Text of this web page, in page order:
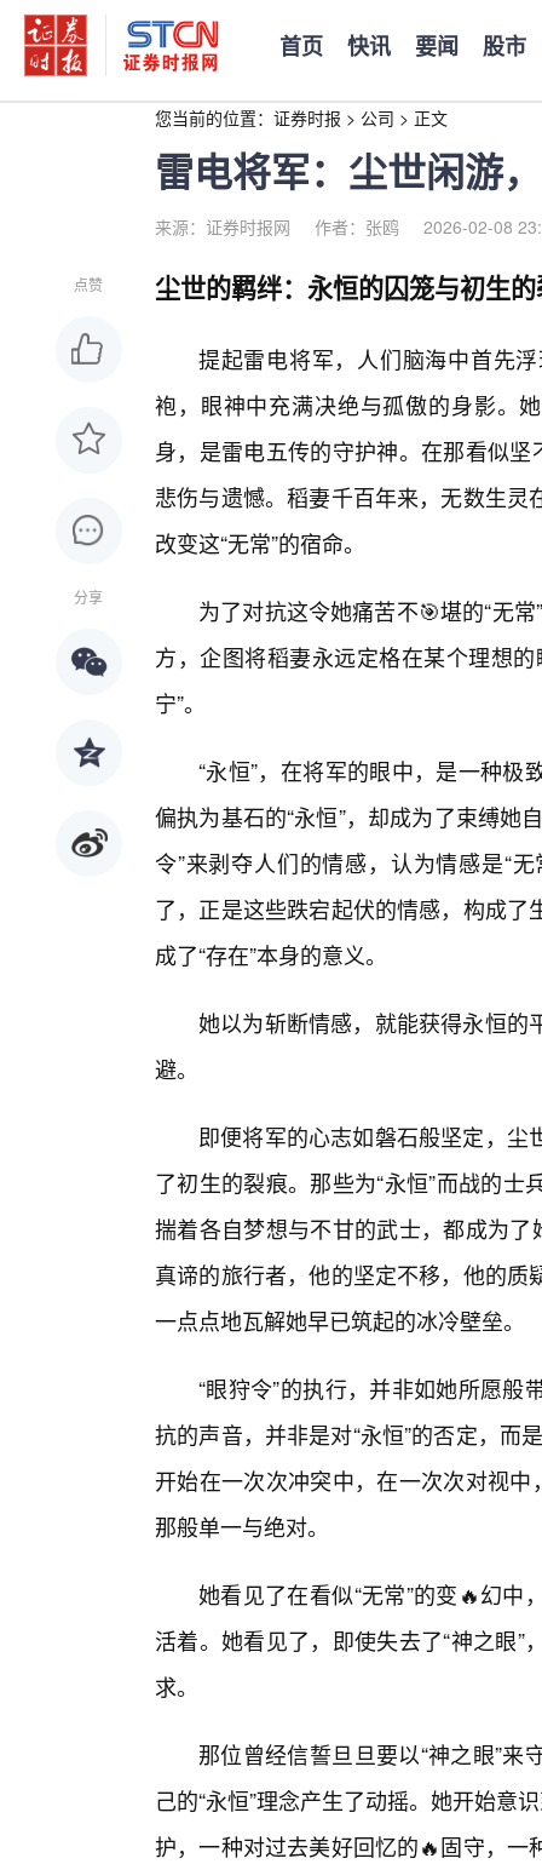
首页 快讯 要闻 股市
您当前的位置： 证券时报 > 公司 > 正文
雷电将军：尘世闲游
来源：证券时报网 作者：张鸥 2026-02-08
点赞
分享
尘世的羁绊：永恒的囚笼与初生
提起雷电将军，人们脑海中首先
袍，眼神中充满决绝与孤傲的身影。
身，是雷电五传的守护神。在那看似
悲伤与遗憾。稻妻千百年来，无数生
改变这“无常”的宿命。
为了对抗这令她痛苦不🎯堪的“无
方，企图将稻妻永远定格在某个理想
宁”。
“永恒”，在将军的眼中，是一种
偏执为基石的“永恒”，却成为了束缚她
令”来剥夺人们的情感，认为情感是“
了，正是这些跌宕起伏的情感，构成
成了“存在”本身的意义。
她以为斩断情感，就能获得永恒的
避。
即便将军的心志如磐石般坚定，
了初生的裂痕。那些为“永恒”而战的
揣着各自梦想与不甘的武士，都成为
真谛的旅行者，他的坚定不移，他的
一点点地瓦解她早已筑起的冰冷壁垒。
“眼狩令”的执行，并非如她所愿
抗的声音，并非是对“永恒”的否定，而
开始在一次次冲突中，在一次次对视
那般单一与绝对。
她看见了在看似“无常”的变🔥幻
活着。她看见了，即使失去了“神之眼
求。
那位曾经信誓旦旦要以“神之眼”
己的“永恒”理念产生了动摇。她开始意
护，一种对过去美好回忆的🔥固守，